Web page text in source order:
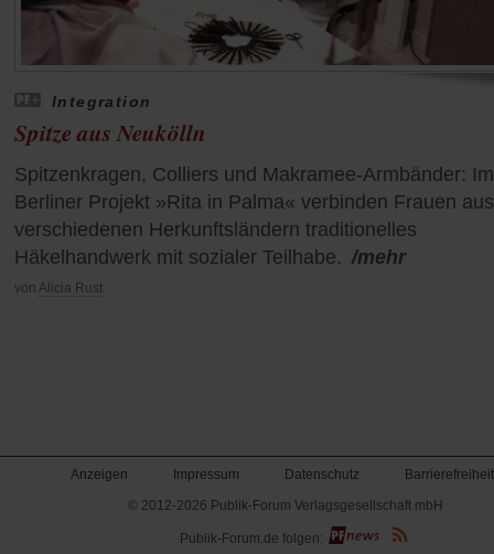
Integration
Spitze aus Neukölln
Spitzenkragen, Colliers und Makramee-Armbänder: Im
Berliner Projekt »Rita in Palma« verbinden Frauen aus
verschiedenen Herkunftsländern traditionelles
Häkelhandwerk mit sozialer Teilhabe. /mehr
von Alicia Rust
Anzeigen Impressum Datenschutz
Barrierefreiheit
© 2012-2026 Publik-Forum Verlagsgesellschaft mbH
(Öffnet
in
Publik-Forum.de folgen: